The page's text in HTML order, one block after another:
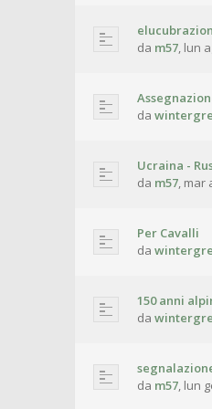
da m57, lun
da
Ucraina -
da m57, mar
Per Cavalli
da
150 anni
da
da m57, lun